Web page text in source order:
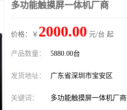
多功能触摸屏一体机厂商
价格：￥ 2000.00 元/台 起
产品数量： 5880.00台
发货地址： 广东省深圳市宝安区
关键词： 多功能触摸屏一体机厂商